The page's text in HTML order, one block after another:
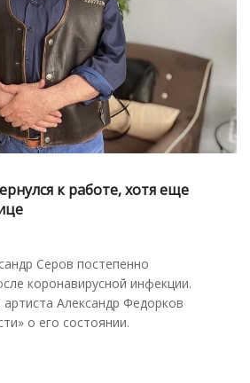
к работе, хотя еще
Серов постепенно
коронавирусной инфекции.
Александр Федорков
о его состоянии.